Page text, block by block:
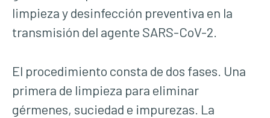
limpieza y desinfección preventiva en la
transmisión del agente SARS-CoV-2.
El procedimiento consta de dos fases. Una
primera de limpieza para eliminar
gérmenes, suciedad e impurezas. La